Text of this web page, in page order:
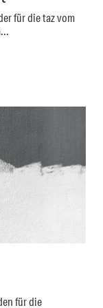
für die taz vom
für die